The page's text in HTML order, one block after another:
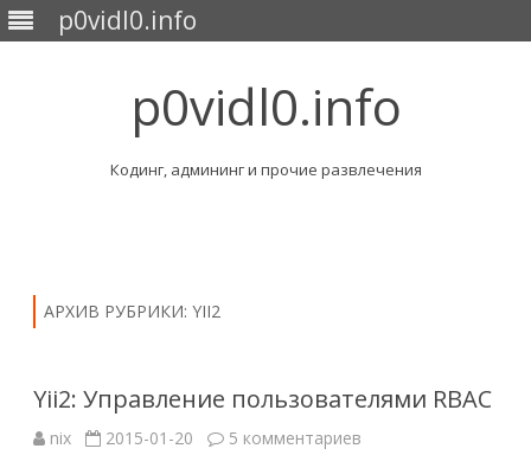
p0vidl0.info
p0vidl0.info
Кодинг, админинг и прочие развлечения
АРХИВ РУБРИКИ: YII2
Yii2: Управление пользователями RBAC
nix 2015-01-20 5 комментариев